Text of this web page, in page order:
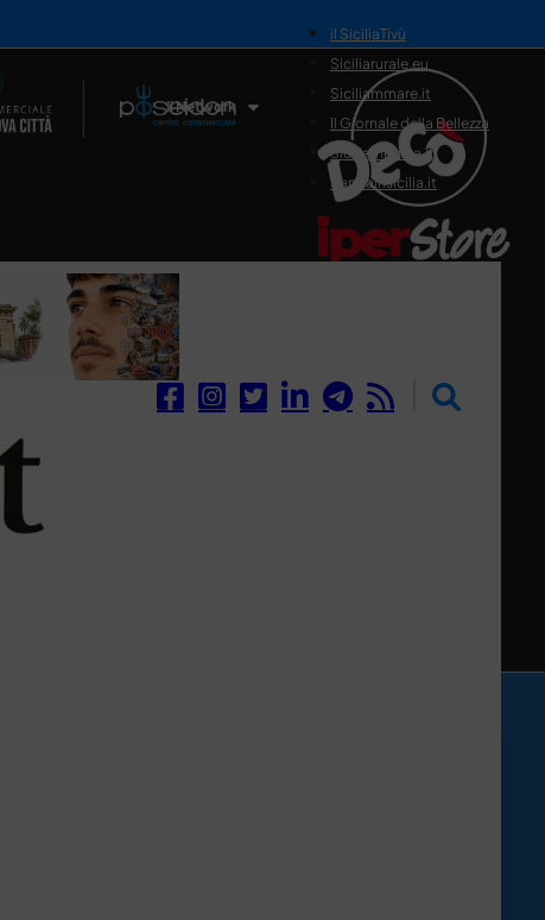
Il Network
il SiciliaTivù
Siciliarurale.eu
Siciliammare.it
Il Giornale della Bellezza
Siciliamedica.it
Sanitainsicilia.it